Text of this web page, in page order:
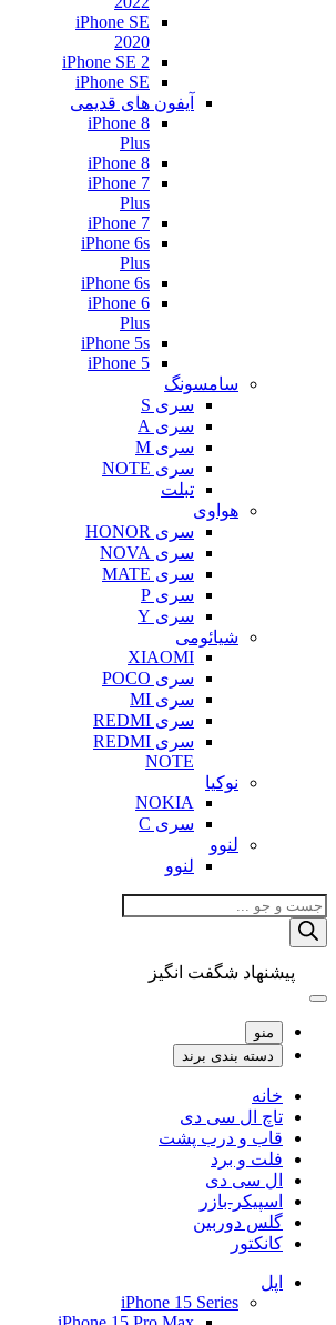
iPhone SE
2020
iPhone SE 2
iPhone SE
آیفون های قدیمی
iPhone 8
Plus
iPhone 8
iPhone 7
Plus
iPhone 7
iPhone 6s
Plus
iPhone 6s
iPhone 6
Plus
iPhone 5s
iPhone 5
سامسونگ
سری S
سری A
سری M
سری NOTE
تبلت
هواوی
سری HONOR
سری NOVA
سری MATE
سری P
سری Y
شیائومی
XIAOMI
سری POCO
سری MI
سری REDMI
سری REDMI
NOTE
نوکیا
NOKIA
سری C
لنوو
لنوو
Products
search
پیشنهاد شگفت انگیز
منو
دسته بندی برند
خانه
تاچ ال سی دی
قاب و درب پشت
فلت و برد
ال سی دی
اسپیکر-بازر
گلس دوربین
کانکتور
اپل
iPhone 15 Series